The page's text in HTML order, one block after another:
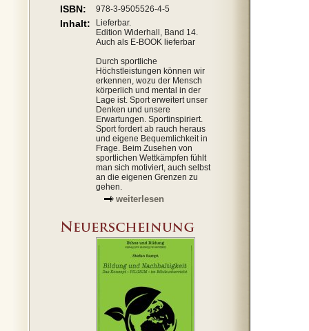
ISBN: 978-3-9505526-4-5
Inhalt:
Lieferbar.
Edition Widerhall, Band 14.
Auch als E-BOOK lieferbar
Durch sportliche
Höchstleistungen können wir
erkennen, wozu der Mensch
körperlich und mental in der
Lage ist. Sport erweitert unser
Denken und unsere
Erwartungen. Sportinspiriert.
Sport fordert ab rauch heraus
und eigene Bequemlichkeit in
Frage. Beim Zusehen von
sportlichen Wettkämpfen fühlt
man sich motiviert, auch selbst
an die eigenen Grenzen zu
gehen.
weiterlesen